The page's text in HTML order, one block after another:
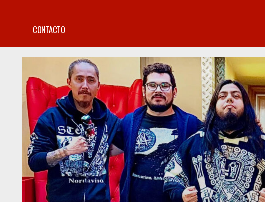
CONTACTO